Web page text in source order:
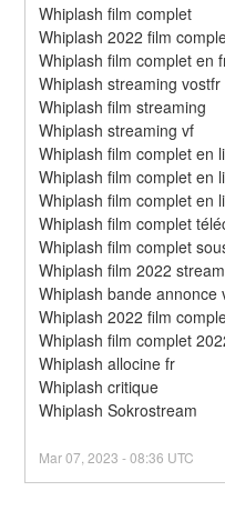
Whiplash film complet
Whiplash 2022 film
Whiplash film complet en
Whiplash streaming vostfr
Whiplash film streaming
Whiplash streaming vf
Whiplash film complet en
Whiplash film complet en
Whiplash film complet en
Whiplash film complet
Whiplash film complet
Whiplash film 2022
Whiplash bande annonce
Whiplash 2022 film
Whiplash film complet
Whiplash allocine fr
Whiplash critique
Whiplash Sokrostream
Mar07 ,2023 -08:36 UTC